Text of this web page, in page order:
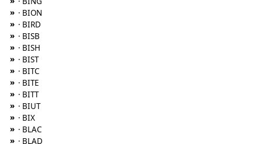
» · BION
» · BIRD
» · BISB
» · BISH
» · BIST
» · BITC
» · BITE
» · BITT
» · BIUT
» · BIX
» · BLAC
» · BLAD